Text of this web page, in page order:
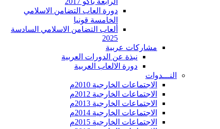
دورة العاب التضامن الاسلامي
الخامسة قونيا
ألعاب التضامن الاسلامي السادسة
2025
مشاركات عربية
نبذة عن الدورات العربية
دورة الالعاب العربية
النـــدوات
الاجتماعات الخارجية 2010م
الاجتماعات الخارجية 2012م
الاجتماعات الخارجية 2013م
الاجتماعات الخارجية 2014م
الاجتماعات الخارجية 2015م